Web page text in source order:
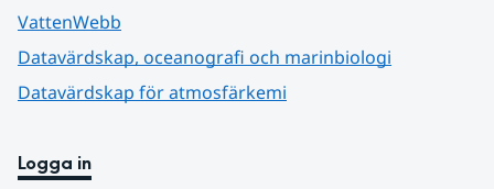
VattenWebb
Datavärdskap, oceanografi och marinbiologi
Datavärdskap för atmosfärkemi
Logga in